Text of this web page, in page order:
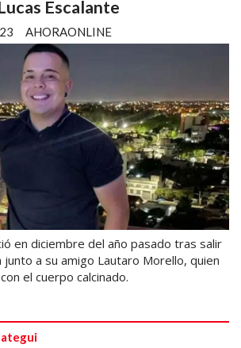
Escalante
AHORAONLINE
en diciembre del año pasado tras salir
junto a su amigo Lautaro Morello, quien
el cuerpo calcinado.